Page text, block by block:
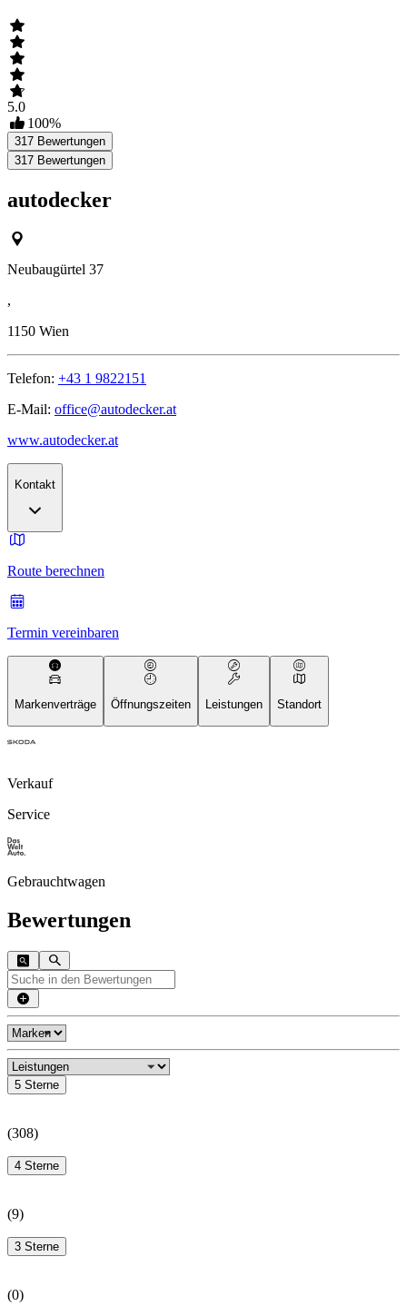
5.0
100%
317 Bewertungen
317 Bewertungen
autodecker
Neubaugürtel 37
,
1150 Wien
Telefon: +43 1 9822151
E-Mail: office@autodecker.at
www.autodecker.at
Kontakt
Route berechnen
Termin vereinbaren
Markenverträge Öffnungszeiten Leistungen Standort
Verkauf
Service
Gebrauchtwagen
Bewertungen
5 Sterne
(308)
4 Sterne
(9)
3 Sterne
(0)